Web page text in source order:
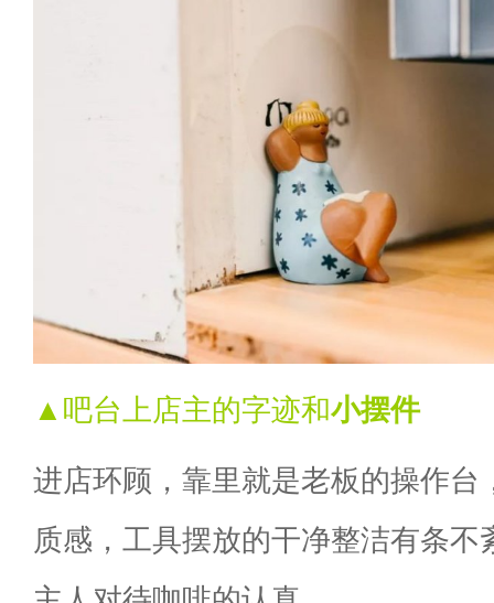
▲吧台上店主的字迹和小摆件
进店环顾，靠里就是老板的操作台
质感，工具摆放的干净整洁有条不